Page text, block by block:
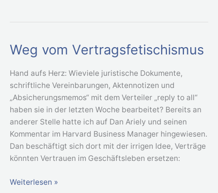
Weg vom Vertragsfetischismus
Hand aufs Herz: Wieviele juristische Dokumente,
schriftliche Vereinbarungen, Aktennotizen und
„Absicherungsmemos“ mit dem Verteiler „reply to all“
haben sie in der letzten Woche bearbeitet? Bereits an
anderer Stelle hatte ich auf Dan Ariely und seinen
Kommentar im Harvard Business Manager hingewiesen.
Dan beschäftigt sich dort mit der irrigen Idee, Verträge
könnten Vertrauen im Geschäftsleben ersetzen:
Weg
Vertragsfetischismus
Weiterlesen »